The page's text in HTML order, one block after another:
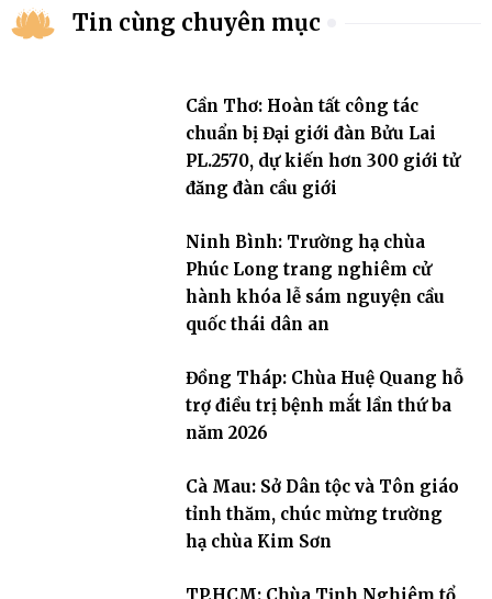
Tin cùng chuyên mục
Cần Thơ: Hoàn tất công tác
chuẩn bị Đại giới đàn Bửu Lai
PL.2570, dự kiến hơn 300 giới tử
đăng đàn cầu giới
Ninh Bình: Trường hạ chùa
Phúc Long trang nghiêm cử
hành khóa lễ sám nguyện cầu
quốc thái dân an
Đồng Tháp: Chùa Huệ Quang hỗ
trợ điều trị bệnh mắt lần thứ ba
năm 2026
Cà Mau: Sở Dân tộc và Tôn giáo
tỉnh thăm, chúc mừng trường
hạ chùa Kim Sơn